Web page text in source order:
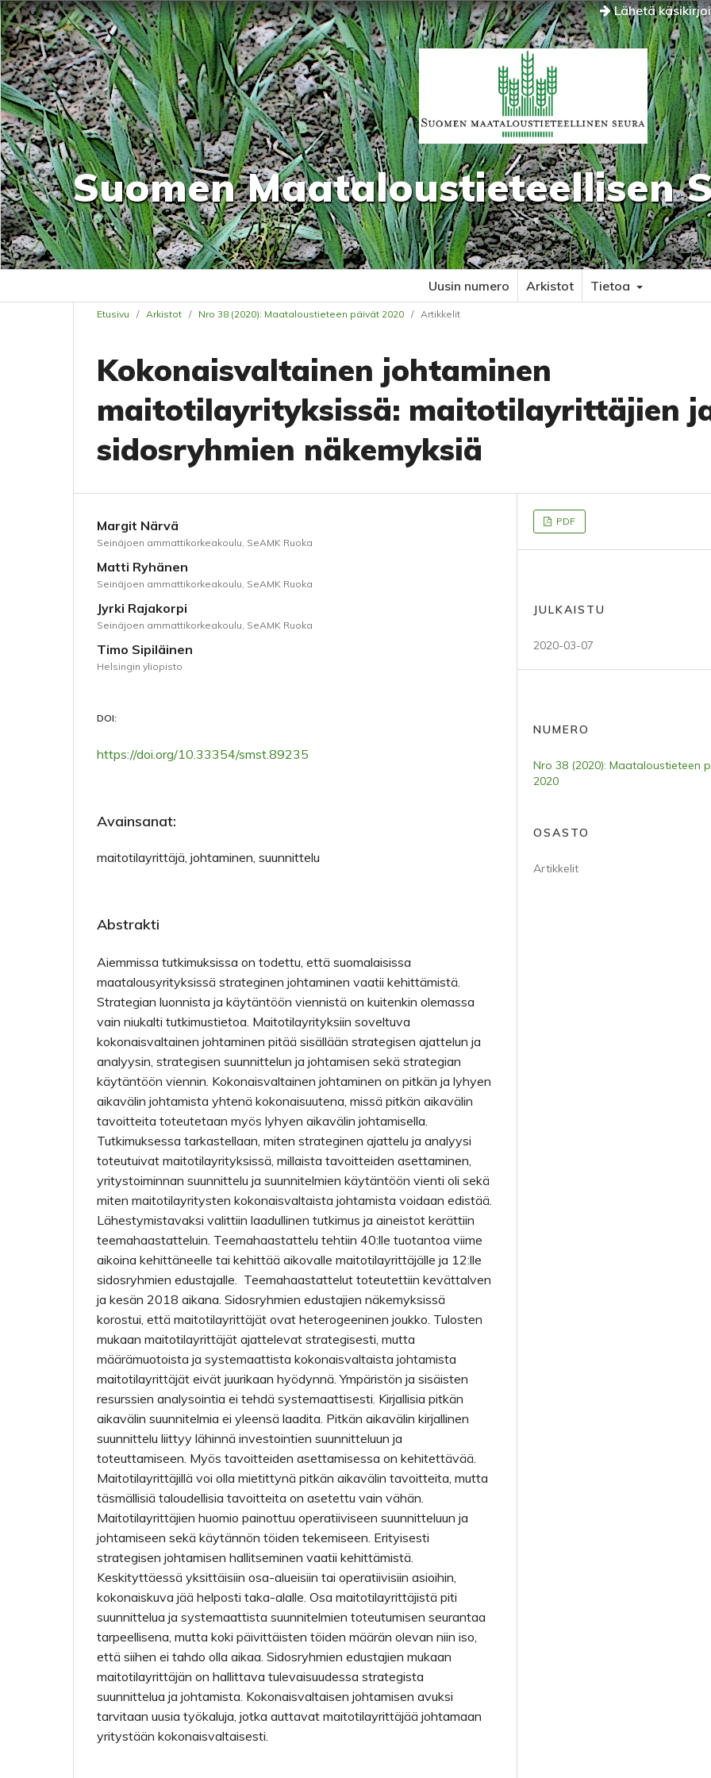
Lähetä
Suomen Maataloustieteellisen
Uusin numero Arkistot Tietoa
Etusivu / Arkistot / Nro 38 (2020): Maataloustieteen päivät 2020 / Artikkelit
Kokonaisvaltainen johtaminen
maitotilayrityksissä: maitotilayrittäjien
sidosryhmien näkemyksiä
Margit Närvä
Seinäjoen ammattikorkeakoulu, SeAMK Ruoka
Matti Ryhänen
Seinäjoen ammattikorkeakoulu, SeAMK Ruoka
Jyrki Rajakorpi
Seinäjoen ammattikorkeakoulu, SeAMK Ruoka
Timo Sipiläinen
Helsingin yliopisto
DOI:
https://doi.org/10.33354/smst.89235
Avainsanat:
maitotilayrittäjä, johtaminen, suunnittelu
Abstrakti
Aiemmissa tutkimuksissa on todettu, että suomalaisissa
maatalousyrityksissä strateginen johtaminen vaatii kehittämistä.
Strategian luonnista ja käytäntöön viennistä on kuitenkin olemassa
vain niukalti tutkimustietoa. Maitotilayrityksiin soveltuva
kokonaisvaltainen johtaminen pitää sisällään strategisen ajattelun ja
analyysin, strategisen suunnittelun ja johtamisen sekä strategian
käytäntöön viennin. Kokonaisvaltainen johtaminen on pitkän ja lyhyen
aikavälin johtamista yhtenä kokonaisuutena, missä pitkän aikavälin
tavoitteita toteutetaan myös lyhyen aikavälin johtamisella.
Tutkimuksessa tarkastellaan, miten strateginen ajattelu ja analyysi
toteutuivat maitotilayrityksissä, millaista tavoitteiden asettaminen,
yritystoiminnan suunnittelu ja suunnitelmien käytäntöön vienti oli sekä
miten maitotilayritysten kokonaisvaltaista johtamista voidaan edistää.
Lähestymistavaksi valittiin laadullinen tutkimus ja aineistot kerättiin
teemahaastatteluin. Teemahaastattelu tehtiin 40:lle tuotantoa viime
aikoina kehittäneelle tai kehittää aikovalle maitotilayrittäjälle ja 12:lle
sidosryhmien edustajalle. Teemahaastattelut toteutettiin kevättalven
ja kesän 2018 aikana. Sidosryhmien edustajien näkemyksissä
korostui, että maitotilayrittäjät ovat heterogeeninen joukko. Tulosten
mukaan maitotilayrittäjät ajattelevat strategisesti, mutta
määrämuotoista ja systemaattista kokonaisvaltaista johtamista
maitotilayrittäjät eivät juurikaan hyödynnä. Ympäristön ja sisäisten
resurssien analysointia ei tehdä systemaattisesti. Kirjallisia pitkän
aikavälin suunnitelmia ei yleensä laadita. Pitkän aikavälin kirjallinen
suunnittelu liittyy lähinnä investointien suunnitteluun ja
toteuttamiseen. Myös tavoitteiden asettamisessa on kehitettävää.
Maitotilayrittäjillä voi olla mietittynä pitkän aikavälin tavoitteita, mutta
täsmällisiä taloudellisia tavoitteita on asetettu vain vähän.
Maitotilayrittäjien huomio painottuu operatiiviseen suunnitteluun ja
johtamiseen sekä käytännön töiden tekemiseen. Erityisesti
strategisen johtamisen hallitseminen vaatii kehittämistä.
Keskityttäessä yksittäisiin osa-alueisiin tai operatiivisiin asioihin,
kokonaiskuva jää helposti taka-alalle. Osa maitotilayrittäjistä piti
suunnittelua ja systemaattista suunnitelmien toteutumisen seurantaa
tarpeellisena, mutta koki päivittäisten töiden määrän olevan niin iso,
että siihen ei tahdo olla aikaa. Sidosryhmien edustajien mukaan
maitotilayrittäjän on hallittava tulevaisuudessa strategista
suunnittelua ja johtamista. Kokonaisvaltaisen johtamisen avuksi
tarvitaan uusia työkaluja, jotka auttavat maitotilayrittäjää johtamaan
yritystään kokonaisvaltaisesti.
PDF
JULKAISTU
2020-03-07
NUMERO
Nro 38 (2020): Maataloustieteen
2020
OSASTO
Artikkelit